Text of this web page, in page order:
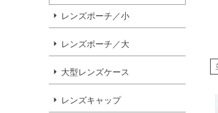
レンズポーチ／小
レンズポーチ／大
大型レンズケース
レンズキャップ